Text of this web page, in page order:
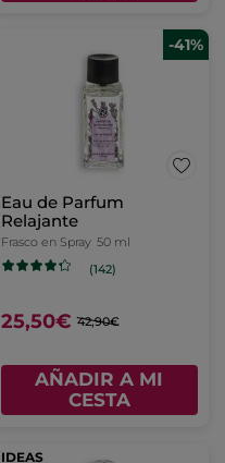
-41%
Eau de Parfum
Relajante
Frasco en Spray 50 ml
(142)
25,50€ 42,90€
AÑADIR A MI
CESTA
IDEAS